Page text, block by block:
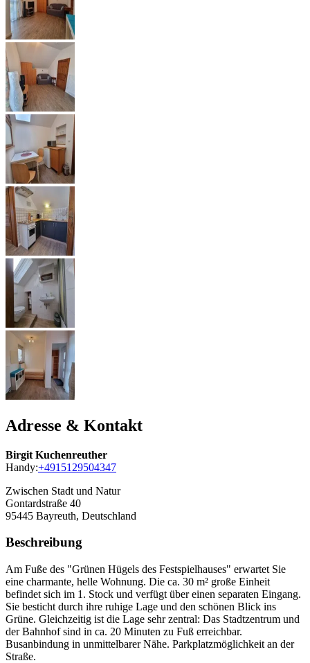
Adresse & Kontakt
Birgit Kuchenreuther
Handy:+4915129504347
Zwischen Stadt und Natur
Gontardstraße 40
95445 Bayreuth, Deutschland
Beschreibung
Am Fuße des "Grünen Hügels des Festspielhauses" erwartet Sie
eine charmante, helle Wohnung. Die ca. 30 m² große Einheit
befindet sich im 1. Stock und verfügt über einen separaten Eingang.
Sie besticht durch ihre ruhige Lage und den schönen Blick ins
Grüne. Gleichzeitig ist die Lage sehr zentral: Das Stadtzentrum und
der Bahnhof sind in ca. 20 Minuten zu Fuß erreichbar.
Busanbindung in unmittelbarer Nähe. Parkplatzmöglichkeit an der
Straße.